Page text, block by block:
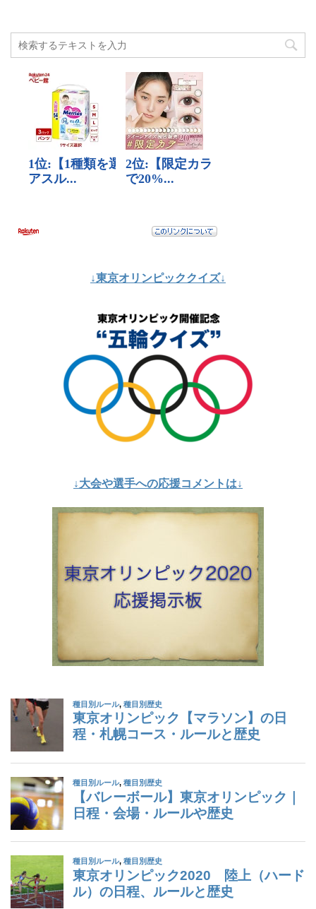
↓東京オリンピッククイズ↓
↓大会や選手への応援コメントは↓